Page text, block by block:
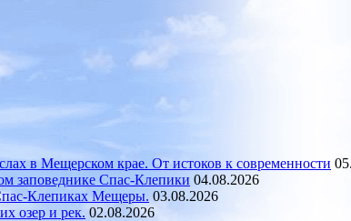
в Мещерском крае. От истоков к современности
заповеднике Спас-Клепики 04.08.2026
Мещеры. 03.08.2026
озер и рек. 02.08.2026